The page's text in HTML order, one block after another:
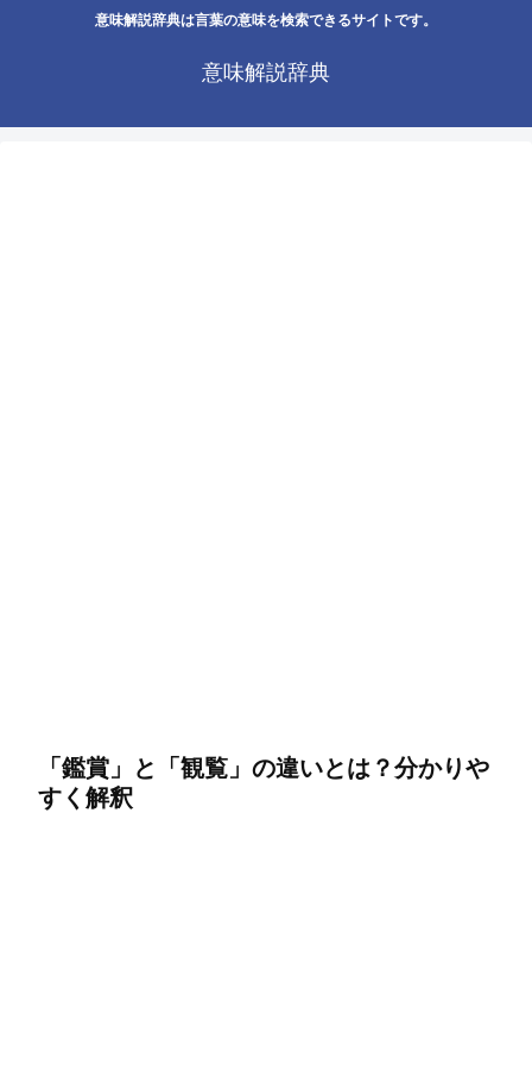
意味解説辞典は言葉の意味を検索できるサイトです。
意味解説辞典
「鑑賞」と「観覧」の違いとは？分かりや
すく解釈